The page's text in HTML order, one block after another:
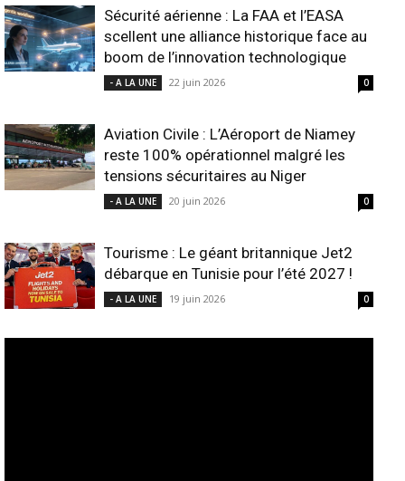
Sécurité aérienne : La FAA et l’EASA
scellent une alliance historique face au
boom de l’innovation technologique
- A LA UNE 22 juin 2026 0
Aviation Civile : L’Aéroport de Niamey
reste 100% opérationnel malgré les
tensions sécuritaires au Niger
- A LA UNE 20 juin 2026 0
Tourisme : Le géant britannique Jet2
débarque en Tunisie pour l’été 2027 !
- A LA UNE 19 juin 2026 0